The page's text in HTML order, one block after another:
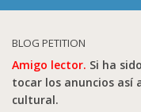
BLOG PETITION
Amigo lector. Si ha
tocar los anuncios así
cultural.